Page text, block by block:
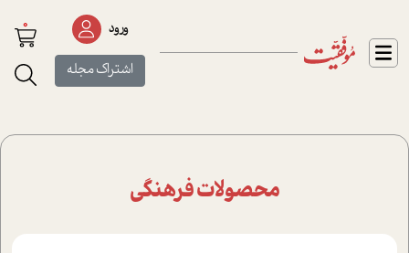
ورود
اشتراک مجله
0
محصولات فرهنگی